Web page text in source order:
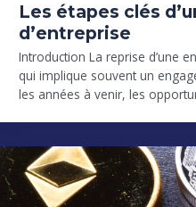
Les étapes clés
d’entreprise
Introduction La reprise d’une
qui implique souvent un
les années à venir, les